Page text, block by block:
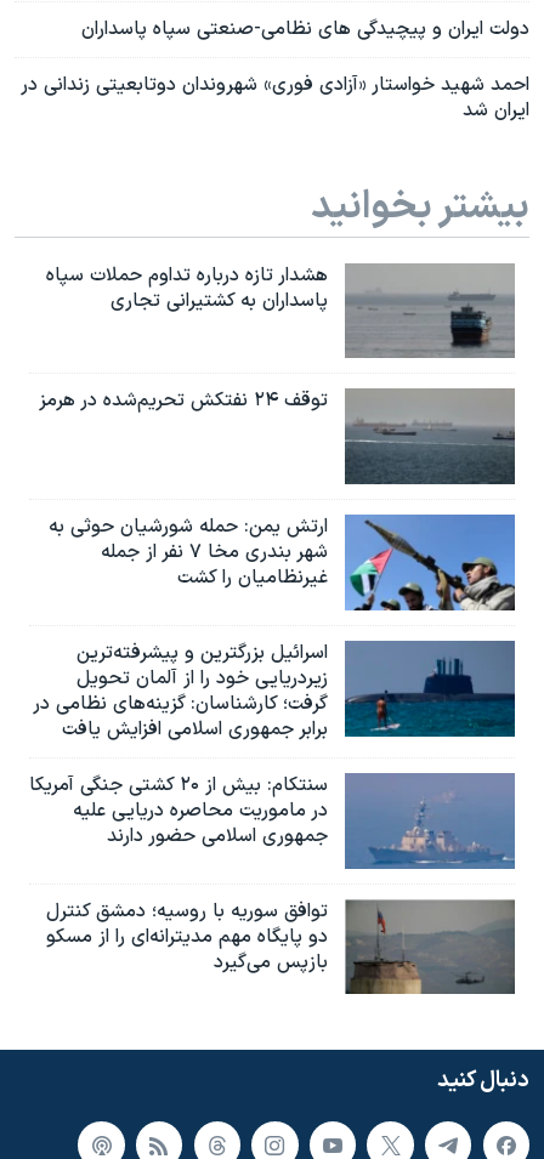
دولت ایران و پیچیدگی های نظامی-صنعتی سپاه پاسداران
احمد شهید خواستار «آزادی فوری» شهروندان دوتابعیتی زندانی در
ایران شد
بیشتر بخوانید
هشدار تازه درباره تداوم حملات سپاه
پاسداران به کشتیرانی تجاری
توقف ۲۴ نفتکش تحریم‌شده در هرمز
ارتش یمن: حمله شورشیان حوثی به
شهر بندری مخا ۷ نفر از جمله
غیرنظامیان را کشت
اسرائيل بزرگترین و پیشرفته‌ترین
زیردریایی خود را از آلمان تحویل
گرفت؛ کارشناسان: گزینه‌های نظامی در
برابر جمهوری اسلامی افزایش یافت
سنتکام: بیش از ۲۰ کشتی جنگی آمریکا
در ماموریت محاصره دریایی علیه
جمهوری اسلامی حضور دارند
توافق سوریه با روسیه؛ دمشق کنترل
دو پایگاه مهم مدیترانه‌ای را از مسکو
بازپس می‌گیرد
دنبال کنید